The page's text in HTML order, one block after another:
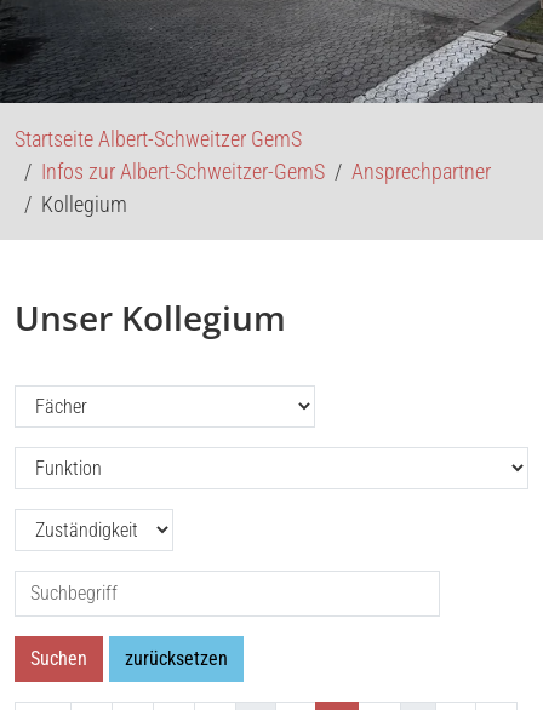
Startseite Albert-Schweitzer GemS
Infos zur Albert-Schweitzer-GemS
Ansprechpartner
Kollegium
Unser Kollegium
Filtern nach: Fächer (ASG)
Filtern nach: Funktion (ASG)
Filtern nach: Zuständigkeit (ASG)
Suche nach:
Suchen zurücksetzen